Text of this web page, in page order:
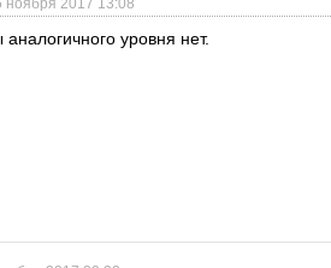
ноября 2017 13:08
уровня нет.